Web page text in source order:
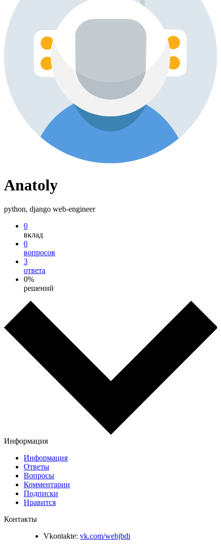
Anatoly
python, django web-engineer
0
вклад
0
вопросов
3
ответа
0%
решений
Информация
Информация
Ответы
Вопросы
Комментарии
Подписки
Нравится
Контакты
Vkontakte: vk.com/webjbdi